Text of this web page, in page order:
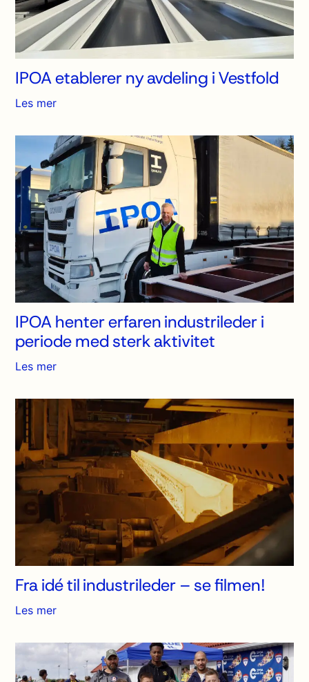
IPOA etablerer ny avdeling i Vestfold
Les mer
IPOA henter erfaren industrileder i
periode med sterk aktivitet
Les mer
Fra idé til industrileder – se filmen!
Les mer